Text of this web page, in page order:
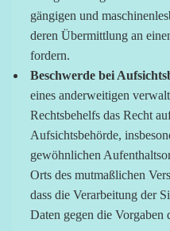
gängigen und
deren Übermittlung an
fordern.
Beschwerde bei
eines anderweitigen
Rechtsbehelfs das Recht
Aufsichtsbehörde,
gewöhnlichen
Orts des mutmaßlichen
dass die Verarbeitung der
Daten gegen die